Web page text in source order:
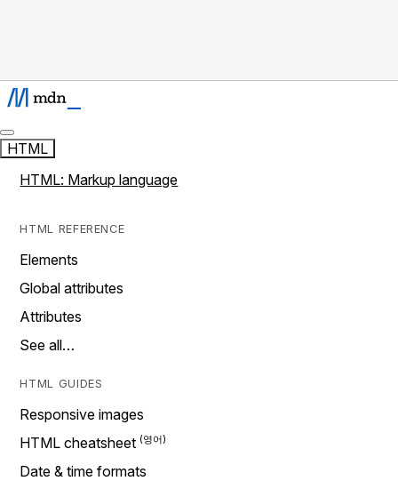
HTML
HTML: Markup language
HTML REFERENCE
Elements
Global attributes
Attributes
See all…
HTML GUIDES
Responsive images
HTML cheatsheet
Date & time formats